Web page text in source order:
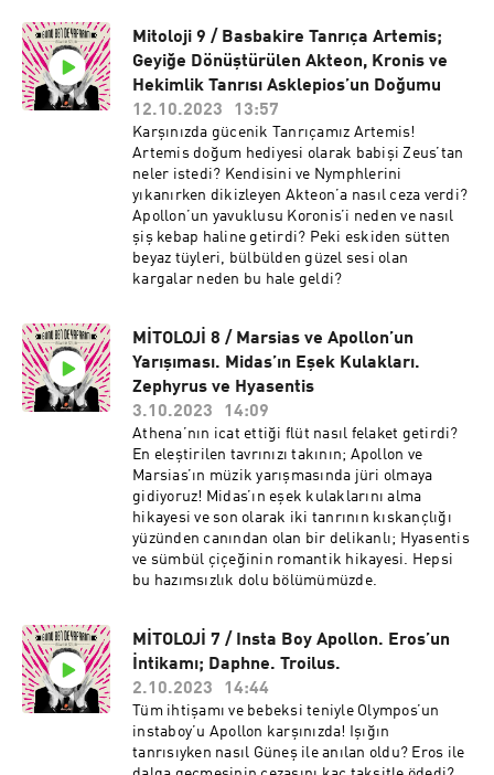
Mitoloji 9 / Basbakire Tanrıça Artemis;
Geyiğe Dönüştürülen Akteon, Kronis ve
Hekimlik Tanrısı Asklepios’un Doğumu
12.10.2023
13:57
Karşınızda gücenik Tanrıçamız Artemis!
Artemis doğum hediyesi olarak babişi Zeus’tan
neler istedi? Kendisini ve Nymphlerini
yıkanırken dikizleyen Akteon’a nasıl ceza verdi?
Apollon’un yavuklusu Koronis’i neden ve nasıl
şiş kebap haline getirdi? Peki eskiden sütten
beyaz tüyleri, bülbülden güzel sesi olan
kargalar neden bu hale geldi?
MİTOLOJİ 8 / Marsias ve Apollon’un
Yarışıması. Midas’ın Eşek Kulakları.
Zephyrus ve Hyasentis
3.10.2023
14:09
Athena’nın icat ettiği flüt nasıl felaket getirdi?
En eleştirilen tavrınızı takının; Apollon ve
Marsias’ın müzik yarışmasında jüri olmaya
gidiyoruz! Midas’ın eşek kulaklarını alma
hikayesi ve son olarak iki tanrının kıskançlığı
yüzünden canından olan bir delikanlı; Hyasentis
ve sümbül çiçeğinin romantik hikayesi. Hepsi
bu hazımsızlık dolu bölümümüzde.
MİTOLOJİ 7 / Insta Boy Apollon. Eros’un
İntikamı; Daphne. Troilus.
2.10.2023
14:44
Tüm ihtişamı ve bebeksi teniyle Olympos’un
instaboy’u Apollon karşınızda! Işığın
tanrısıyken nasıl Güneş ile anılan oldu? Eros ile